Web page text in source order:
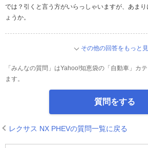
では？引くと言う方がいらっしゃいますが、あま
ょうか。
その他の回答をもっと
「みんなの質問」はYahoo!知恵袋の「自動車」カ
ます。
質問をする
レクサス NX PHEVの質問一覧に戻る